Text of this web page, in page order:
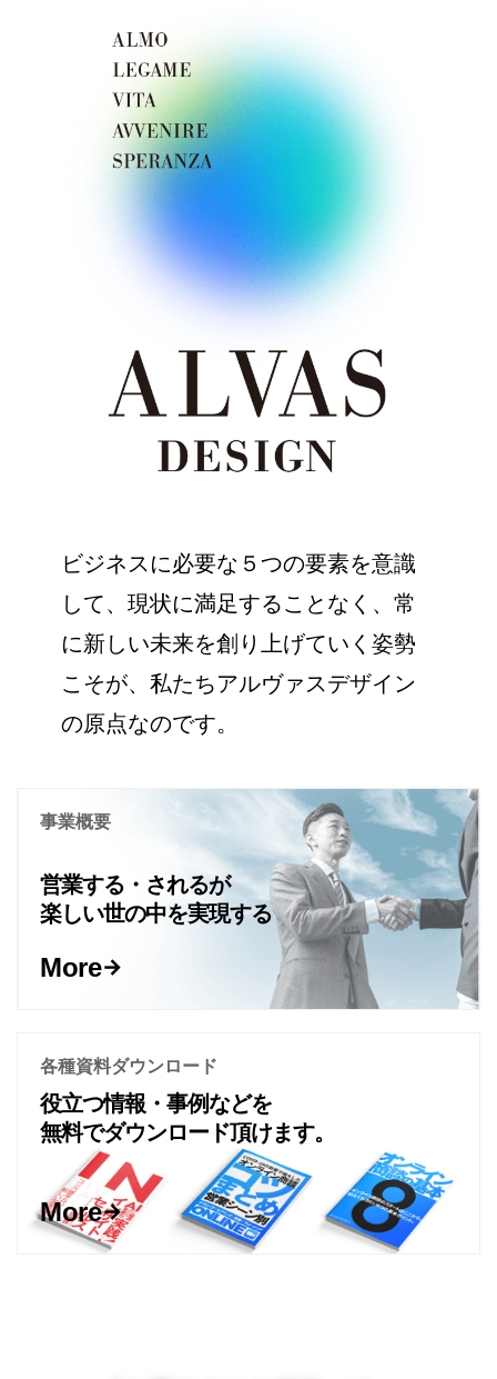
ビジネスに必要な５つの要素を意識
して、現状に満足することなく、常
に新しい未来を創り上げていく姿勢
こそが、私たちアルヴァスデザイン
の原点なのです。
事業概要
営業する・されるが
楽しい世の中を実現する
More
各種資料ダウンロード
役立つ情報・事例などを
無料でダウンロード頂けます。
More